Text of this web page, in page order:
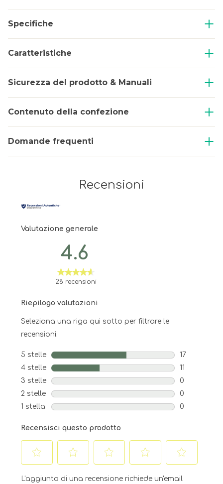
Specifiche
Caratteristiche
Sicurezza del prodotto & Manuali
Contenuto della confezione
Domande frequenti
Recensioni
Riepilogo valutazioni
Seleziona una riga qui sotto per filtrare le
recensioni.
5 stelle stelle
17
17
4 stelle stelle
11
11
3 stelle stelle
0
0
2 stelle stelle
0
0
1 stella stelle
0
Valutazione generale
4.6
28 recensioni
Recensisci questo prodotto
per
per
per
per
per
L'aggiunta di una recensione richiede un'email